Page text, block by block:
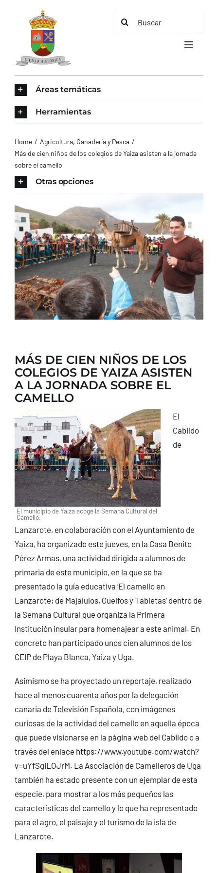
contenido
Buscar:
Toggle
AYUNTAMIENTO
CONTACTO
Áreas temáticas
Herramientas
Home
Agricultura, Ganadería y Pesca
Más de cien niños de los colegios de Yaiza asisten a la jornada
sobre el camello
Otras opciones
MÁS DE CIEN NIÑOS DE LOS
COLEGIOS DE YAIZA ASISTEN
A LA JORNADA SOBRE EL
CAMELLO
El municipio de Yaiza acoge la Semana Cultural del
Camello.
El
Cabildo
de
Lanzarote, en colaboración con el Ayuntamiento de
Yaiza, ha organizado este jueves, en la Casa Benito
Pérez Armas, una actividad dirigida a alumnos de
primaria de este municipio, en la que se ha
presentado la guía educativa ‘El camello en
Lanzarote; de Majalulos, Guelfos y Tabletas’ dentro de
la Semana Cultural que organiza la Primera
Institución insular para homenajear a este animal. En
concreto han participado unos cien alumnos de los
CEIP de Playa Blanca, Yaiza y Uga.
Asimismo se ha proyectado un reportaje, realizado
hace al menos cuarenta años por la delegación
canaria de Televisión Española, con imágenes
curiosas de la actividad del camello en aquella época
que puede visionarse en la página web del Cabildo o a
través del enlace https://www.youtube.com/watch?
v=uYfSgILOJrM. La Asociación de Camelleros de Uga
también ha estado presente con un ejemplar de esta
especie, para mostrar a los más pequeños las
características del camello y lo que ha representado
para el agro, el paisaje y el turismo de la isla de
Lanzarote.